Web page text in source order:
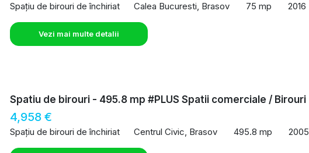
Spațiu de birouri de închiriat Calea Bucuresti, Brasov 75 mp 2016
Vezi mai multe detalii
Spatiu de birouri - 495.8 mp #PLUS Spatii comerciale / Birouri
4,958 €
Spațiu de birouri de închiriat Centrul Civic, Brasov 495.8 mp 2005